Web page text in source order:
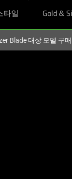
타일 Gold &
Blade 대상 모델 구